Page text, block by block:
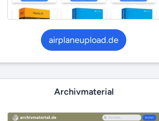
airplaneupload.de
Archivmaterial